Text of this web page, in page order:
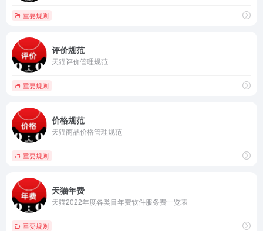
重要规则
评价规范
天猫评价管理规范
重要规则
价格规范
天猫商品价格管理规范
重要规则
天猫年费
天猫2022年度各类目年费软件服务费一览表
重要规则